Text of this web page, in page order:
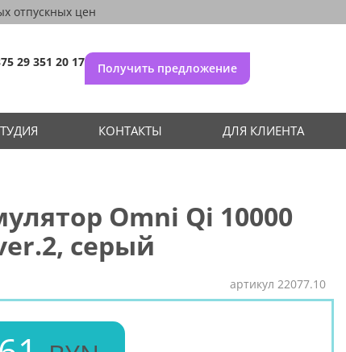
отпускных цен
29 351 20 17 Получить предложение
КОНТАКТЫ ДЛЯ КЛИЕНТА
Omni Qi 10000
серый
артикул 22077.10